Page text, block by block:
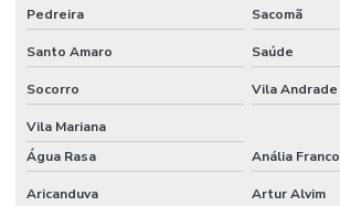
Projeto de cftv para condomínio de alto padrão
Projeto cftv predial
Projeto cftv residencial
Projeto de circuito fechado de tv
Pedreira Sacomã
Santo Amaro Saúde
Socorro Vila Andrade
Vila Mariana
Água Rasa
Anália Franco
Aricanduva Artur Alvim